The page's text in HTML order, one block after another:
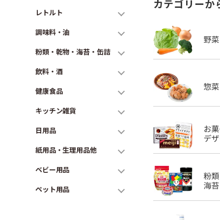
レトルト
調味料・油
粉類・乾物・海苔・缶詰
飲料・酒
健康食品
キッチン雑貨
日用品
紙用品・生理用品他
ベビー用品
ペット用品
カテゴリーか